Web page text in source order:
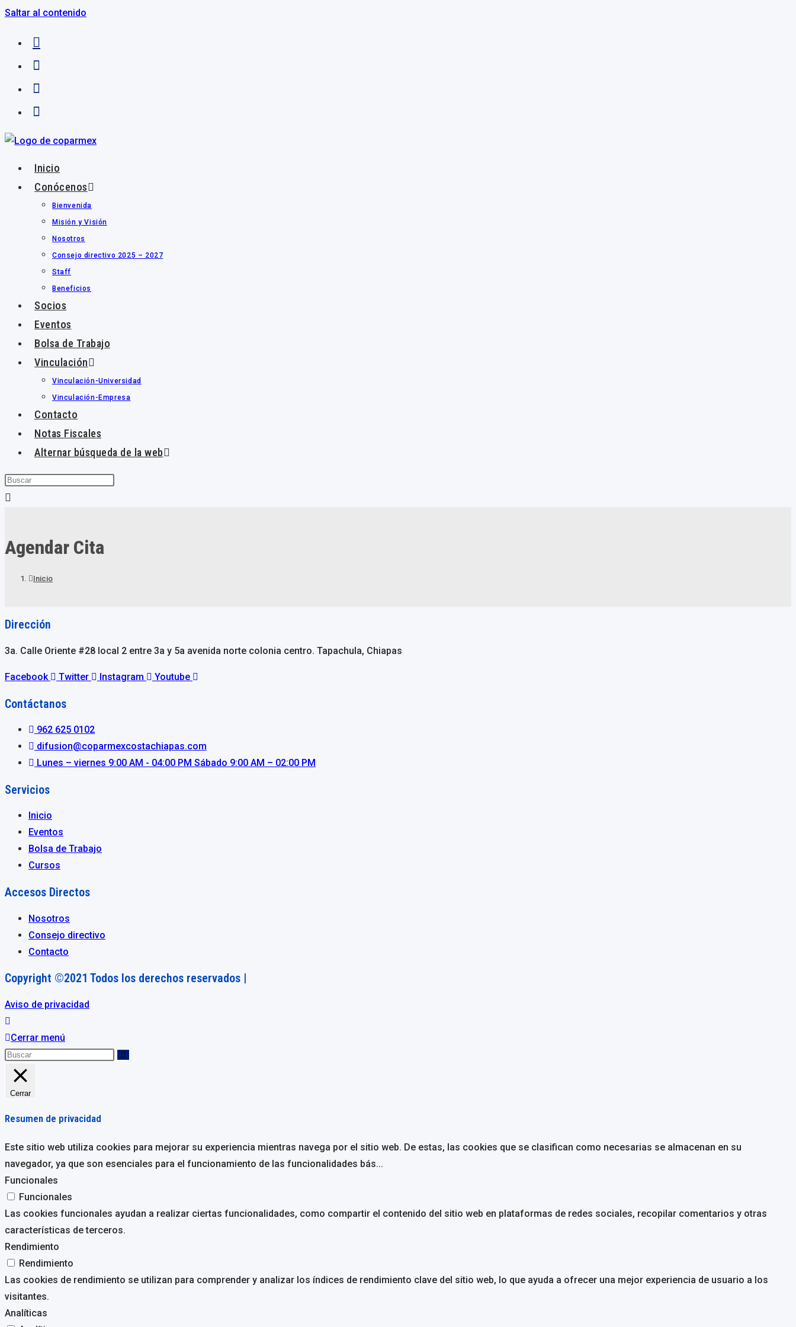
Saltar al contenido
Inicio
Conócenos
Bienvenida
Misión y Visión
Nosotros
Consejo directivo 2025 – 2027
Staff
Beneficios
Socios
Eventos
Bolsa de Trabajo
Vinculación
Vinculación-Universidad
Vinculación-Empresa
Contacto
Notas Fiscales
Alternar búsqueda de la web
Agendar Cita
Inicio
Dirección
3a. Calle Oriente #28 local 2 entre 3a y 5a avenida norte colonia centro. Tapachula, Chiapas
Facebook Twitter Instagram Youtube
Contáctanos
962 625 0102
difusion@coparmexcostachiapas.com
Lunes – viernes 9:00 AM - 04:00 PM Sábado 9:00 AM – 02:00 PM
Servicios
Inicio
Eventos
Bolsa de Trabajo
Cursos
Accesos Directos
Nosotros
Consejo directivo
Contacto
Copyright ©2021 Todos los derechos reservados |
Aviso de privacidad
Cerrar menú
Cerrar
Resumen de privacidad
Este sitio web utiliza cookies para mejorar su experiencia mientras navega por el sitio web. De estas, las cookies que se clasifican como necesarias se almacenan en su
navegador, ya que son esenciales para el funcionamiento de las funcionalidades bás...
Funcionales
Funcionales
Las cookies funcionales ayudan a realizar ciertas funcionalidades, como compartir el contenido del sitio web en plataformas de redes sociales, recopilar comentarios y otras
características de terceros.
Rendimiento
Rendimiento
Las cookies de rendimiento se utilizan para comprender y analizar los índices de rendimiento clave del sitio web, lo que ayuda a ofrecer una mejor experiencia de usuario a los
visitantes.
Analíticas